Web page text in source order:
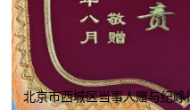
北京市西城区当事人赠与纪